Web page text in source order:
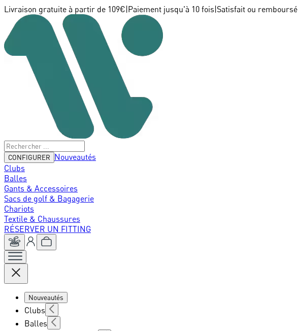
Livraison gratuite à partir de 109€ Paiement jusqu'à 10 fois Satisfait ou remboursé
CONFIGURER
Nouveautés
Clubs
Balles
Gants & Accessoires
Sacs de golf & Bagagerie
Chariots
Textile & Chaussures
RÉSERVER UN FITTING
Nouveautés
Clubs
Balles